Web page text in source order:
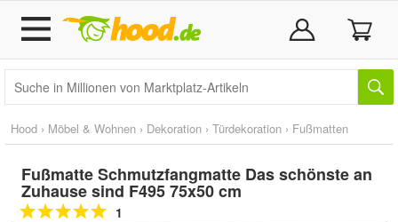
Hood › Möbel & Wohnen › Dekoration › Türdekoration › Fußmatten
Fußmatte Schmutzfangmatte Das schönste an
Zuhause sind F495 75x50 cm
1